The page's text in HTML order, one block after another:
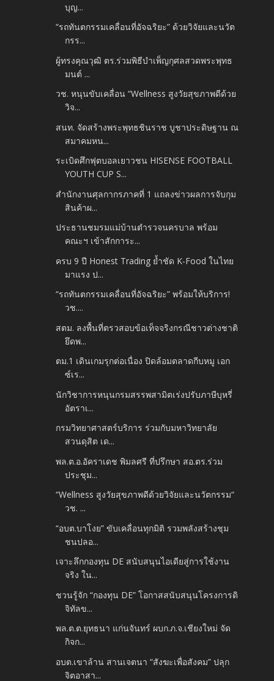
บุญ...
“รถทันตกรรมเคลื่อนที่อัจฉริยะ” ด้วยวิจัยและนวัต
กรร...
ผู้ทรงคุณวุฒิ ตร.ร่วมพิธีบำเพ็ญกุศลสวดพระพุทธ
มนต์ ...
วช. หนุนขับเคลื่อน “Wellness สูงวัยสุขภาพดีด้วย
วิจ...
สนท. จัดสร้างพระพุทธชินราช บูชาประดิษฐาน ณ
สมาคมหน...
ระเบิดศึกฟุตบอลเยาวชน HISENSE FOOTBALL
YOUTH CUP S...
สำนักงานศุลกากรภาคที่ 1 แถลงข่าวผลการจับกุม
สินค้าผ...
ประธานชมรมแม่บ้านตำรวจนครบาล พร้อม
คณะฯ เข้าสักการะ...
ครบ 9 ปี Honest Trading ย้ำชัด K-Food ในไทย
มาแรง ป...
“รถทันตกรรมเคลื่อนที่อัจฉริยะ” พร้อมให้บริการ!
วช....
สตม. ลงพื้นที่ตรวสอบข้อเท็จจริงกรณีชาวต่างชาติ
ยึดพ...
ตม.1 เดินเกมรุกต่อเนื่อง ปิดล้อมตลาดกีบหมู เอก
ซ์เร...
นักวิชาการหนุนกรมสรรพสามิตเร่งปรับภาษีบุหรี่
อัตราเ...
กรมวิทยาศาสตร์บริการ ร่วมกับมหาวิทยาลัย
สวนดุสิต เด...
พล.ต.อ.อัคราเดช พิมลศรี ที่ปรึกษา สอ.ตร.ร่วม
ประชุม...
“Wellness สูงวัยสุขภาพดีด้วยวิจัยและนวัตกรรม“
วช. ...
“อบต.บาโงย” ขับเคลื่อนทุกมิติ รวมพลังสร้างชุม
ชนปลอ...
เจาะลึกกองทุน DE สนับสนุนไอเดียสู่การใช้งาน
จริง ใน...
ชวนรู้จัก “กองทุน DE” โอกาสสนับสนุนโครงการดิ
จิทัลข...
พล.ต.ต.ยุทธนา แก่นจันทร์ ผบก.ภ.จ.เชียงใหม่ จัด
กิจก...
อบต.เขาล้าน สานเจตนา “สังฆะเพื่อสังคม” ปลุก
จิตอาสา...